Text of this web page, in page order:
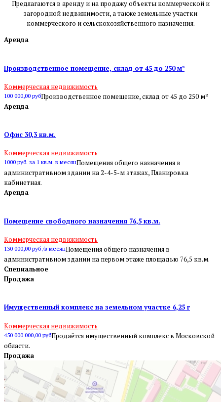
Предлагаются в аренду и на продажу объекты коммерческой и
загородной недвижимости, а также земельные участки
коммерческого и сельскохозяйственного назначения.
Аренда
Производственное помещение, склад от 45 до 250 м²
Коммерческая недвижимость
100 000,00 рубПроизводственное помещение, склад от 45 до 250 м²
Аренда
Офис 30,3 кв.м.
Коммерческая недвижимость
1000 руб. за 1 кв.м. в месяцПомещения общего назначения в
административном здании на 2-4-5-м этажах, Планировка
кабинетная.
Аренда
Помещение свободного назначения 76,5 кв.м.
Коммерческая недвижимость
130 000,00 руб /в месяцПомещения общего назначения в
административном здании на первом этаже площадью 76,5 кв.м.
Специальное
Продажа
Имущественный комплекс на земельном участке 6,25 г
Коммерческая недвижимость
450 000 000,00 рубПродаётся имущественный комплекс в Московской
области.
Продажа